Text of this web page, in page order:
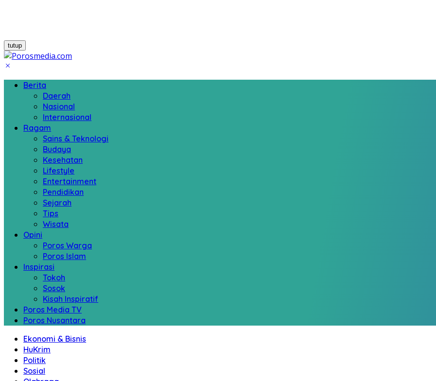
tutup
Berita
Daerah
Nasional
Internasional
Ragam
Sains & Teknologi
Budaya
Kesehatan
Lifestyle
Entertainment
Pendidikan
Sejarah
Tips
Wisata
Opini
Poros Warga
Poros Islam
Inspirasi
Tokoh
Sosok
Kisah Inspiratif
Poros Media TV
Poros Nusantara
Ekonomi & Bisnis
HuKrim
Politik
Sosial